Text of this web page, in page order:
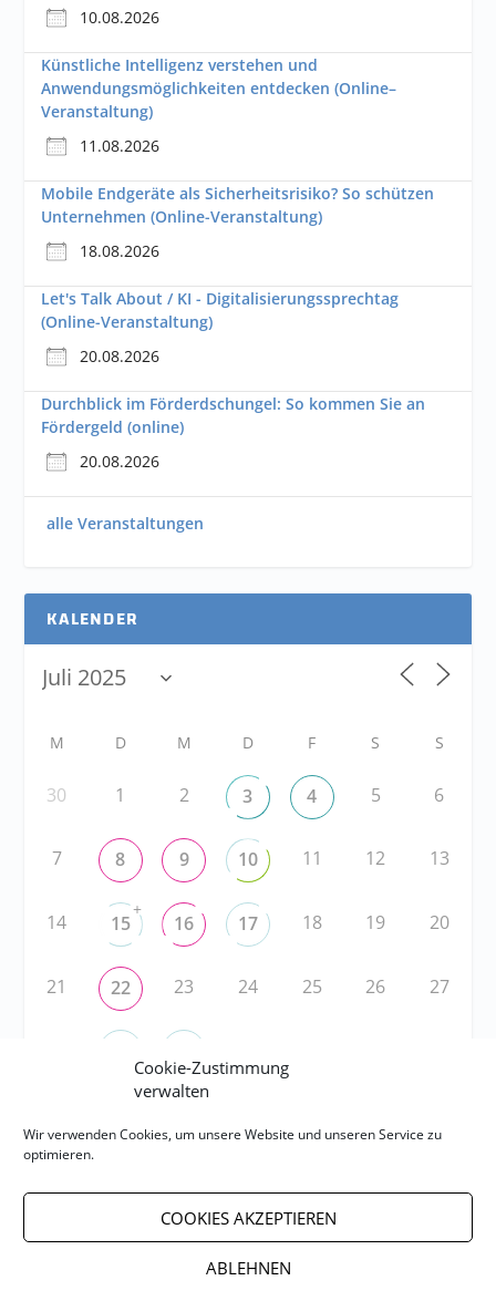
Cookie-Zustimmung
verwalten
Wir verwenden Cookies, um unsere Website und unseren Service zu
optimieren.
COOKIES AKZEPTIEREN
ABLEHNEN
10.08.2026
Künstliche Intelligenz verstehen und
Anwendungsmöglichkeiten entdecken (Online–
Veranstaltung)
11.08.2026
Mobile Endgeräte als Sicherheitsrisiko? So schützen
Unternehmen (Online-Veranstaltung)
18.08.2026
Let's Talk About / KI - Digitalisierungssprechtag
(Online-Veranstaltung)
20.08.2026
Durchblick im Förderdschungel: So kommen Sie an
Fördergeld (online)
20.08.2026
alle Veranstaltungen
KALENDER
M D M D F S S
30 1 2 3 4 5 6
7 8 9 10 11 12 13
14 15
+
16 17 18 19 20
21 22 23 24 25 26 27
RSS
RSS-FEED abonnieren